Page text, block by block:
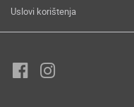
Uslovi korištenja